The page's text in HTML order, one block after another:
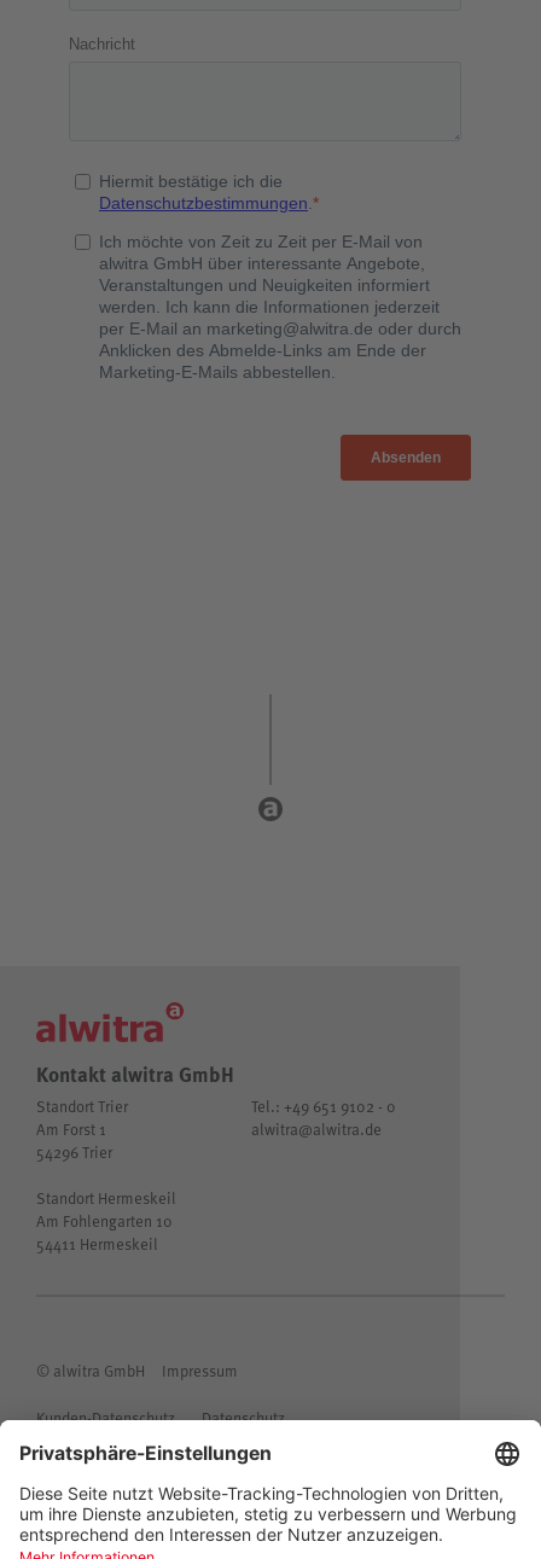
Kontakt alwitra GmbH
Standort Trier
Am Forst 1
54296 Trier
Standort Hermeskeil
Am Fohlengarten 10
54411 Hermeskeil
Tel.: +49 651 9102 - 0
alwitra@alwitra.de
© alwitra GmbH
Impressum
Kunden-Datenschutz
Datenschutz
Allgemeine Einkaufsbedingungen
Allgemeine Lieferbedingungen